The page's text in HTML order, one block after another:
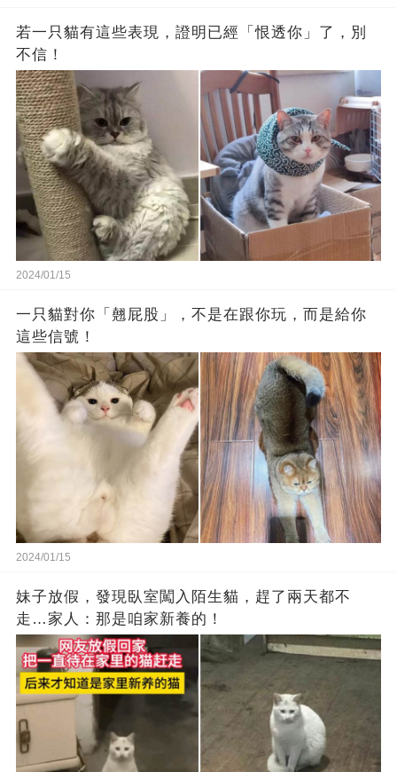
若一只貓有這些表現，證明已經「恨透你」了，別
不信！
2024/01/15
一只貓對你「翹屁股」，不是在跟你玩，而是給你
這些信號！
2024/01/15
妹子放假，發現臥室闖入陌生貓，趕了兩天都不
走…家人：那是咱家新養的！